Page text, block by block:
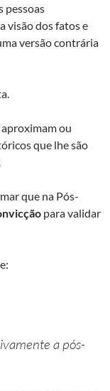
pessoas
visão dos fatos e
versão contrária
ou
que lhe são
que na Pós-
para validar
a pós-